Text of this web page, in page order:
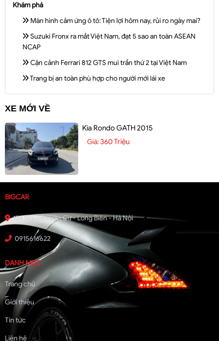
Khám phá
Màn hình cảm ứng ô tô: Tiện lợi hôm nay, rủi ro ngày mai?
Suzuki Fronx ra mắt Việt Nam, đạt 5 sao an toàn ASEAN
NCAP
Cận cảnh Ferrari 812 GTS mui trần thứ 2 tại Việt Nam
Trang bị an toàn phù hợp cho người mới lái xe
XE MỚI VỀ
Kia Rondo GATH 2015
Giá:360 Triệu
BIGCAR
134 Nguyễn Văn Cừ - Long Biên - Hà Nội
0915616622
DANH MỤC
Trang chủ
Giới thiệu
Tin tức
Liên hệ